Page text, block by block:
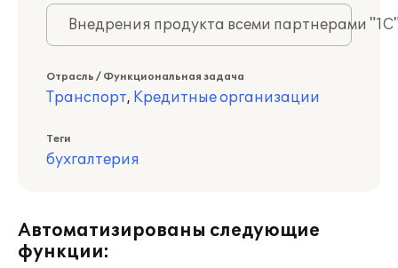
Внедрения продукта всеми партнерами
Отрасль / Функциональная задача
Транспорт, Кредитные организации
Теги
бухгалтерия
Автоматизированы следующие
функции: